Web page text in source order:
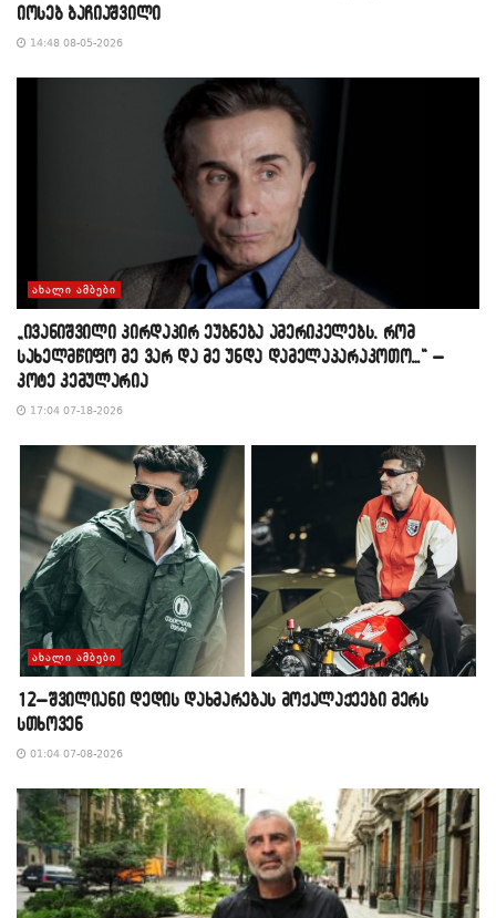
იოსებ ბაჩიაშვილი
14:48 08-05-2026
ᲐᲮᲐᲚᲘ ᲐᲛᲑᲔᲑᲘ
„ივანიშვილი პირდაპირ ეუბნება ამერიკელებს, რომ
სახელმწიფო მე ვარ და მე უნდა დამელაპარაკოთო…“ –
კოტე კემულარია
17:04 07-18-2026
ᲐᲮᲐᲚᲘ ᲐᲛᲑᲔᲑᲘ
12–შვილიანი დედის დახმარებას მოქალაქეები მერს
სთხოვენ
01:04 07-08-2026